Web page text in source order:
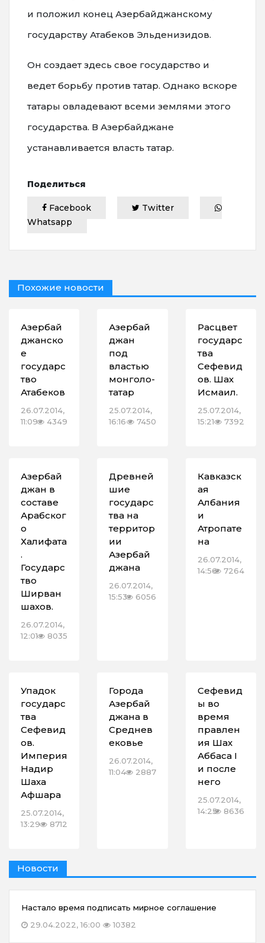
и положил конец Азербайджанскому
государству Атабеков Эльденизидов.
Он создает здесь свое государство и
ведет борьбу против татар. Однако вскоре
татары овладевают всеми землями этого
государства. В Азербайджане
устанавливается власть татар.
Поделиться
Facebook
Twitter
Whatsapp
Похожие новости
Азербай
джанско
е
государс
тво
Атабеков
26.07.2014,
11:09
4349
Азербай
джан
под
властью
монголо-
татар
25.07.2014,
16:16
7450
Расцвет
государс
тва
Сефевид
ов. Шах
Исмаил.
25.07.2014,
15:21
7392
Азербай
джан в
составе
Арабског
о
Халифата
.
Государс
тво
Ширван
шахов.
26.07.2014,
12:01
8035
Древней
шие
государс
тва на
территор
ии
Азербай
джана
26.07.2014,
15:53 6056
Кавказск
ая
Албания
и
Атропате
на
26.07.2014,
14:56 7264
Упадок
государс
тва
Сефевид
ов.
Империя
Надир
Шаха
Афшара
25.07.2014,
13:29
8712
Города
Азербай
джана в
Среднев
ековье
26.07.2014,
11:04
2887
Сефевид
ы во
время
правлен
ия Шах
Аббаса I
и после
него
25.07.2014,
14:25 8636
Новости
Настало время подписать мирное соглашение
29.04.2022, 16:00
10382